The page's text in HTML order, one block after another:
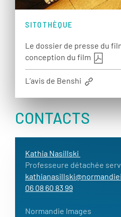
SITOTHÈQUE
Le dossier de presse du
conception du film
L’avis de Benshi
CONTACTS
Kathia Nasillski
Professeure détachée
06 08 60 83 99
Normandie Images